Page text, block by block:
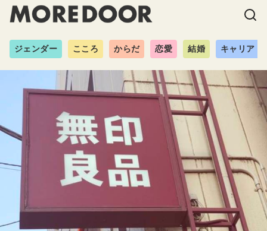
ジェンダー こころ からだ 恋愛 結婚 キャリア